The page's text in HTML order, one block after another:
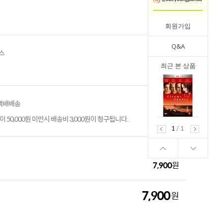
회원가입
Q&A
최근 본 상품
1
/ 1
배배송
50,000원 미만시 배송비 3,000원이 청구됩니다.
7,900원
7,900원